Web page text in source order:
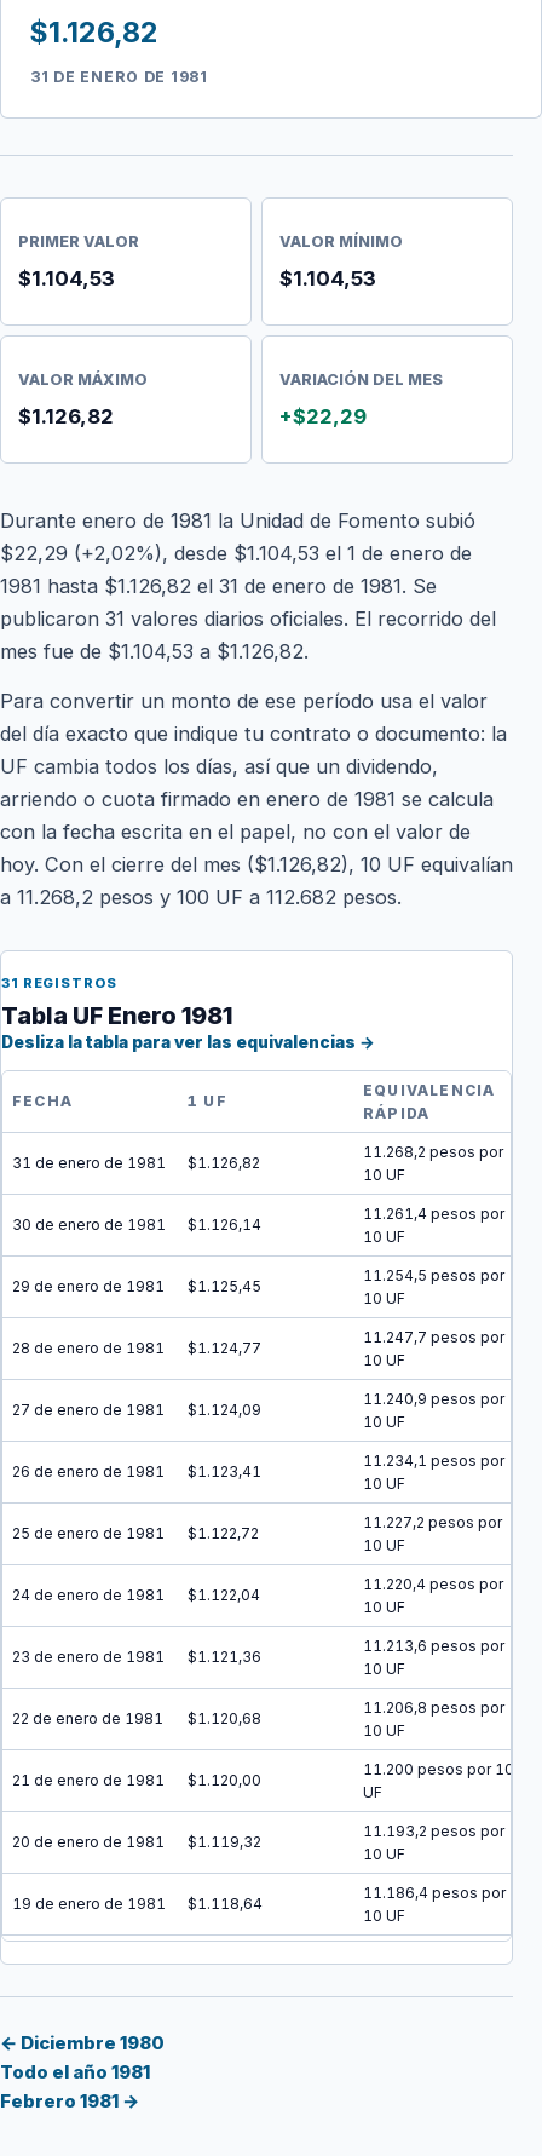
$1.126,82
31 DE ENERO DE 1981
PRIMER VALOR
$1.104,53
VALOR MÍNIMO
$1.104,53
VALOR MÁXIMO
$1.126,82
VARIACIÓN DEL MES
+$22,29
Durante enero de 1981 la Unidad de Fomento subió
$22,29 (+2,02%), desde $1.104,53 el 1 de enero de
1981 hasta $1.126,82 el 31 de enero de 1981. Se
publicaron 31 valores diarios oficiales. El recorrido del
mes fue de $1.104,53 a $1.126,82.
Para convertir un monto de ese período usa el valor
del día exacto que indique tu contrato o documento: la
UF cambia todos los días, así que un dividendo,
arriendo o cuota firmado en enero de 1981 se calcula
con la fecha escrita en el papel, no con el valor de
hoy. Con el cierre del mes ($1.126,82), 10 UF equivalían
a 11.268,2 pesos y 100 UF a 112.682 pesos.
31 REGISTROS
Tabla UF Enero 1981
Desliza la tabla para ver las equivalencias →
FECHA 1 UF
EQUIVALENCIA
RÁPIDA
31 de enero de 1981 $1.126,82
11.268,2 pesos por
10 UF
30 de enero de 1981 $1.126,14
11.261,4 pesos por
10 UF
29 de enero de 1981 $1.125,45
11.254,5 pesos por
10 UF
28 de enero de 1981 $1.124,77
11.247,7 pesos por
10 UF
27 de enero de 1981 $1.124,09
11.240,9 pesos por
10 UF
26 de enero de 1981 $1.123,41
11.234,1 pesos por
10 UF
25 de enero de 1981 $1.122,72
11.227,2 pesos por
10 UF
24 de enero de 1981 $1.122,04
11.220,4 pesos por
10 UF
23 de enero de 1981 $1.121,36
11.213,6 pesos por
10 UF
22 de enero de 1981 $1.120,68
11.206,8 pesos por
10 UF
21 de enero de 1981 $1.120,00
11.200 pesos por 10
UF
20 de enero de 1981 $1.119,32
11.193,2 pesos por
10 UF
19 de enero de 1981 $1.118,64
11.186,4 pesos por
10 UF
18 de enero de 1981 $1.117,96
← Diciembre 1980
Todo el año 1981
Febrero 1981 →